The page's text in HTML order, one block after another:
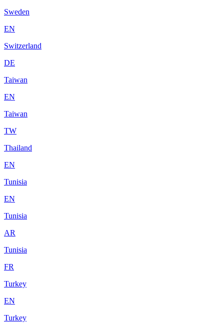
Sweden
EN
Switzerland
DE
Taiwan
EN
Taiwan
TW
Thailand
EN
Tunisia
EN
Tunisia
AR
Tunisia
FR
Turkey
EN
Turkey